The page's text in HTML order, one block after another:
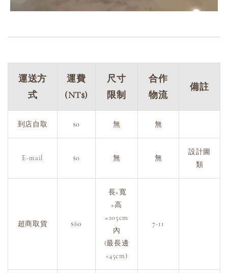
運送方
式
運費
(NT$)
尺寸
限制
合作
物流
備註
到店自取 $0 無 無
E-mail $0 無 無
設計圖
類
超商取貨 $60
長+寬
+高
=105cm
內
(最長邊
<45cm)
7-11